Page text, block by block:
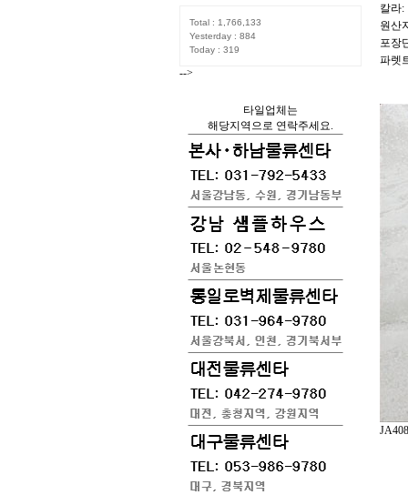
Total : 1,766,133
Yesterday : 884
Today : 319
-->
타일업체는
해당지역으로 연락주세요.
칼라:
원산
포장
파렛